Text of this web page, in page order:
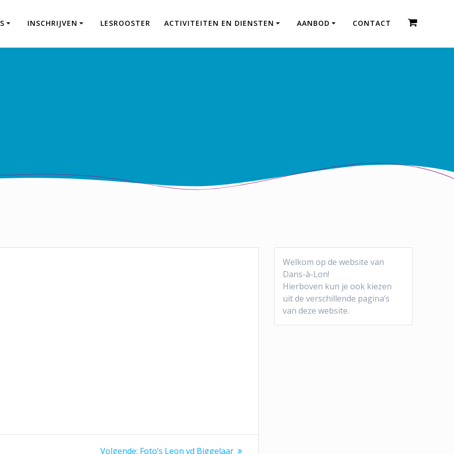
INSCHRIJVEN LESROOSTER ACTIVITEITEN EN DIENSTEN AANBOD CONTACT
Volgende: Volgend
Foto’s Leon vd Biggelaar
Welkom op de website van
Dans-à-Lon!
Hierboven kun je ook kiezen
uit de verschillende pagina’s
van deze website.